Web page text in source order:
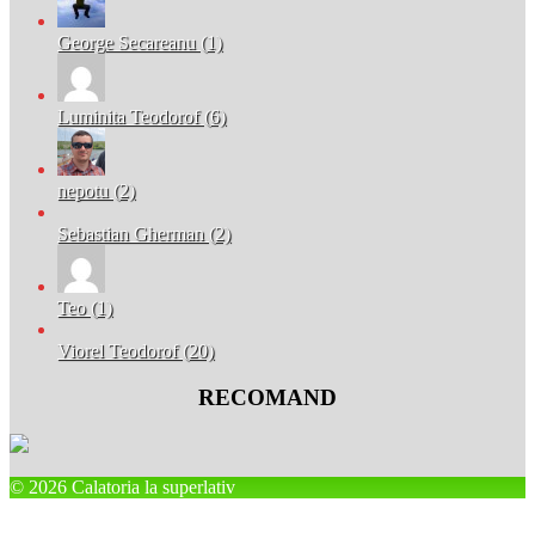
George Secareanu (1)
Luminita Teodorof (6)
nepotu (2)
Sebastian Gherman (2)
Teo (1)
Viorel Teodorof (20)
RECOMAND
© 2026 Calatoria la superlativ